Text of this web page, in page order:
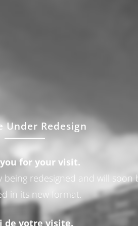
Under Redesign
for your visit.
redesigned and will soon
in its new format.
de votre visite.